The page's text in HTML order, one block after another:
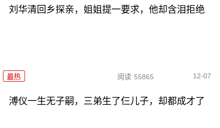
刘华清回乡探亲，姐姐提一要求，他却含泪拒绝
最热 阅读 55865 12-07
溥仪一生无子嗣，三弟生了仨儿子，却都成才了